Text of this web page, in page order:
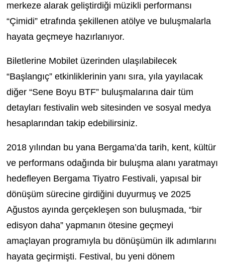
merkeze alarak geliştirdiği müzikli performansı
“Çimidi”etrafında şekillenen atölye ve buluşmalarla
hayata geçmeye hazırlanıyor.
Biletlerine Mobiletüzerinden ulaşılabilecek
“Başlangıç” etkinliklerinin yanı sıra, yıla yayılacak
diğer “Sene Boyu BTF”buluşmalarına dair tüm
detayları festivalin web sitesinden ve sosyal medya
hesaplarından takip edebilirsiniz.
2018 yılından bu yana Bergama’da tarih, kent, kültür
ve performans odağında bir buluşma alanı yaratmayı
hedefleyen Bergama Tiyatro Festivali, yapısal bir
dönüşüm sürecine girdiğini duyurmuş ve 2025
Ağustos ayında gerçekleşen son buluşmada, “bir
edisyon daha” yapmanın ötesine geçmeyi
amaçlayan programıyla bu dönüşümün ilk adımlarını
hayata geçirmişti. Festival, bu yeni dönem